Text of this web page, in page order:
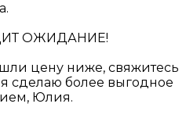
ОЖИДАНИЕ!
цену ниже, свяжитесь
сделаю более выгодное
Юлия.